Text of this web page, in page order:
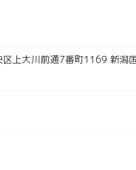
上大川前通7番町1169 新潟